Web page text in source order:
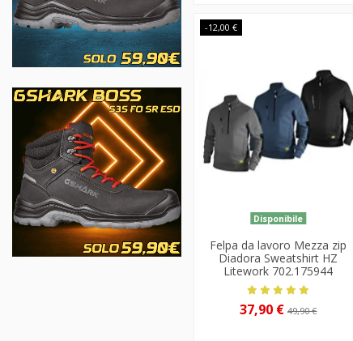
-12,00 €
Disponibile
Felpa da lavoro Mezza zip
Diadora Sweatshirt HZ
Litework 702.175944
37,90 €49,90 €